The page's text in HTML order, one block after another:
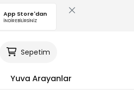
App Store'dan
İNDİREBİLİRSİNİZ
Sepetim
Yuva Arayanlar